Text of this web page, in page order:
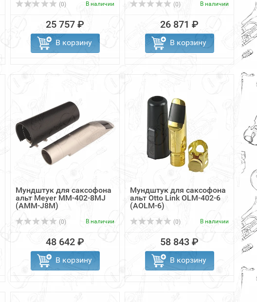
(0) В наличии
25 757 ₽
В корзину
(0) В наличии
26 871 ₽
В корзину
Мундштук для саксофона
альт Meyer MM-402-8MJ
(AMM-J8M)
(0) В наличии
48 642 ₽
В корзину
Мундштук для саксофона
альт Otto Link OLM-402-6
(AOLM-6)
(0) В наличии
58 843 ₽
В корзину